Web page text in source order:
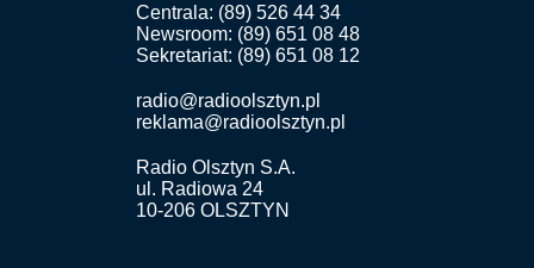
Centrala: (89) 526 44 34
Newsroom: (89) 651 08 48
Sekretariat: (89) 651 08 12
radio@radioolsztyn.pl
reklama@radioolsztyn.pl
Radio Olsztyn S.A.
ul. Radiowa 24
10-206 OLSZTYN